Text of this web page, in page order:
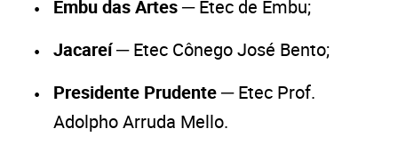
Embu das Artes─ Etec de Embu;
Jacareí─ Etec Cônego José Bento;
Presidente Prudente─ Etec Prof.
Adolpho Arruda Mello.